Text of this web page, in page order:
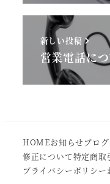
新しい投稿
営業電話に
HOMEお知らせ ブログ
修正について特定商取
プライバシーポリシー